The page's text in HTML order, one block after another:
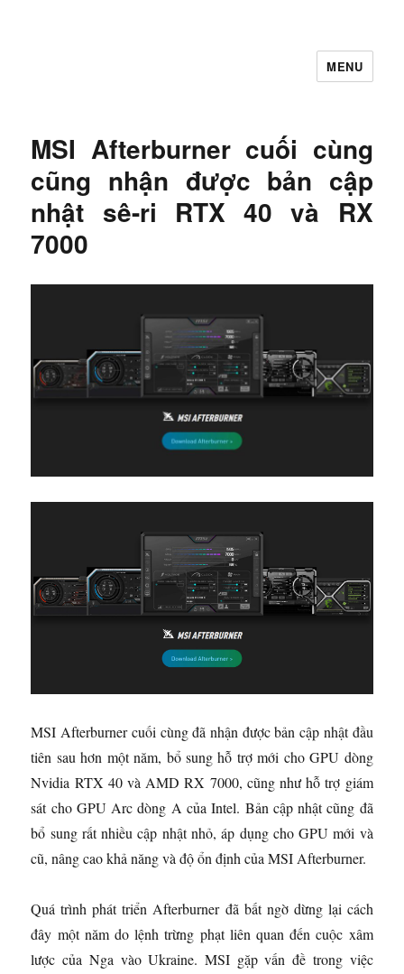
MENU
MSI Afterburner cuối cùng
cũng nhận được bản cập
nhật sê-ri RTX 40 và RX
7000
MSI Afterburner cuối cùng đã nhận được bản cập nhật đầu
tiên sau hơn một năm, bổ sung hỗ trợ mới cho GPU dòng
Nvidia RTX 40 và AMD RX 7000, cũng như hỗ trợ giám
sát cho GPU Arc dòng A của Intel. Bản cập nhật cũng đã
bổ sung rất nhiều cập nhật nhỏ, áp dụng cho GPU mới và
cũ, nâng cao khả năng và độ ổn định của MSI Afterburner.
Quá trình phát triển Afterburner đã bất ngờ dừng lại cách
đây một năm do lệnh trừng phạt liên quan đến cuộc xâm
lược của Nga vào Ukraine. MSI gặp vấn đề trong việc